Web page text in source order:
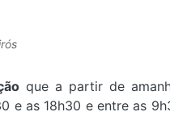
que a partir de
e as 18h30 e entre as